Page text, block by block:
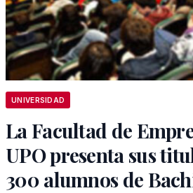
UNIVERSIDAD
La Facultad de
UPO presenta sus
300 alumnos de